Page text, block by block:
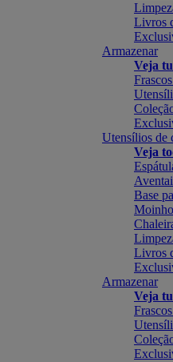
Livros
Armazenar
Veja
Utensílios de
Veja
Base
Livros
Armazenar
Veja